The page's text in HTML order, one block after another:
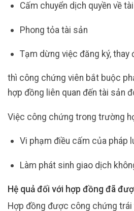
Cấm chuyển dịch quyền về
Phong tỏa tài sản
Tạm dừng việc đăng ký, thay
thì công chứng viên bắt buộc
hợp đồng liên quan đến tài sản
Việc công chứng trong trường
Vi phạm điều cấm của pháp
Làm phát sinh giao dịch
Hệ quả đối với hợp đồng đã
Hợp đồng được công chứng trái